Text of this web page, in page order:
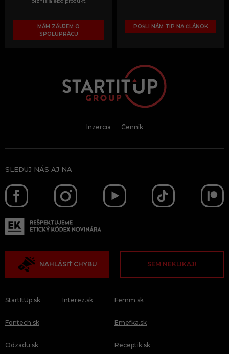
MÁM ZÁUJEM O
SPOLUPRÁCU
POŠLI NÁM TIP NA ČLÁNOK
Inzercia Cenník
SLEDUJ NÁS AJ NA
NAHLÁSIŤ CHYBU SEM NEKLIKAJ!
StartItUp.sk
Fontech.sk
Odzadu.sk
Interez.sk Femm.sk
Emefka.sk
Receptik.sk